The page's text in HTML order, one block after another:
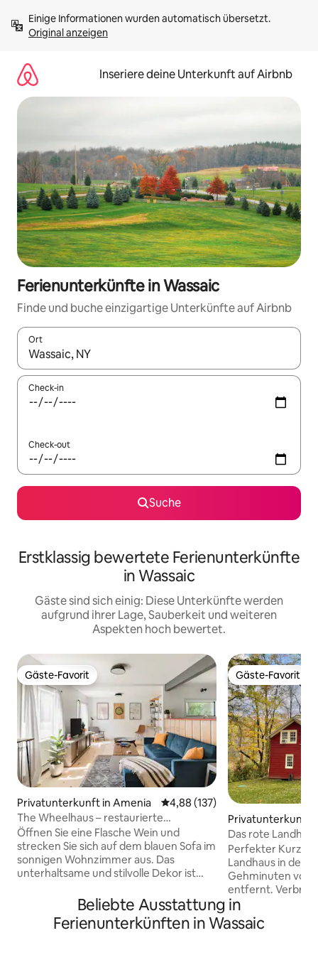
Inhalten
springenOriginal anzeigen
Inseriere deine Unterkunft auf Airbnb
Ferienunterkünfte in Wassaic
Finde und buche einzigartige Unterkünfte auf Airbnb
Ort
Wenn Ergebnisse verfügbar sind, navigiere mit den
Check-in
Check-out
Suche
Erstklassig bewertete Ferienunterkünfte
in Wassaic
Gäste sind sich einig: Diese Unterkünfte werden
aufgrund ihrer Lage, Sauberkeit und weiteren
Aspekten hoch bewertet.
Gäste-Favorit
Gäste-Favorit
Privatunterkunft in Amenia Durchschnittliche Bewertung:
4,88 (137)
The Wheelhaus – restaurierte
Unterkunft im Hamlet of Amenia
Öffnen Sie eine Flasche Wein und
strecken Sie sich auf dem blauen Sofa im
sonnigen Wohnzimmer aus. Das
unterhaltsame und stilvolle Dekor ist
landwirtschaftlichen Wurzeln der
Gegend, mit Holzböden und
freiliegenden Backsteinakzenten im
Gäste-Favorit
Gäste-Favorit
Privatunterkunft
Das rote
Perfekter
Landhaus in der
Gehminuten
entfernt.
Aufenthalt und
vorbeizieht,
dem Fahrrad
Beliebte Ausstattung in
Ferienunterkünften in Wassaic